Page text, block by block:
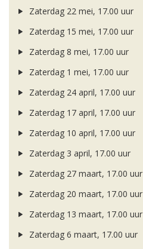
Zaterdag 22 mei, 17.00 uur
Zaterdag 15 mei, 17.00 uur
Zaterdag 8 mei, 17.00 uur
Zaterdag 1 mei, 17.00 uur
Zaterdag 24 april, 17.00 uur
Zaterdag 17 april, 17.00 uur
Zaterdag 10 april, 17.00 uur
Zaterdag 3 april, 17.00 uur
Zaterdag 27 maart, 17.00 uur
Zaterdag 20 maart, 17.00 uur
Zaterdag 13 maart, 17.00 uur
Zaterdag 6 maart, 17.00 uur